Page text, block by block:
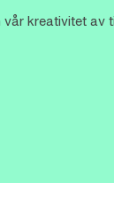
kreativitet